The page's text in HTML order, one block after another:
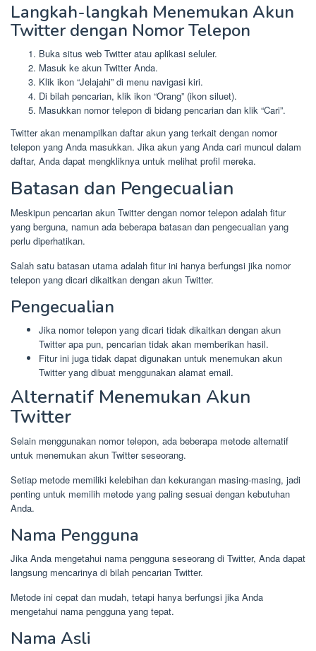
Langkah-langkah Menemukan Akun
Twitter dengan Nomor Telepon
Buka situs web Twitter atau aplikasi seluler.
Masuk ke akun Twitter Anda.
Klik ikon “Jelajahi” di menu navigasi kiri.
Di bilah pencarian, klik ikon “Orang” (ikon siluet).
Masukkan nomor telepon di bidang pencarian dan klik “Cari”.
Twitter akan menampilkan daftar akun yang terkait dengan nomor
telepon yang Anda masukkan. Jika akun yang Anda cari muncul dalam
daftar, Anda dapat mengkliknya untuk melihat profil mereka.
Batasan dan Pengecualian
Meskipun pencarian akun Twitter dengan nomor telepon adalah fitur
yang berguna, namun ada beberapa batasan dan pengecualian yang
perlu diperhatikan.
Salah satu batasan utama adalah fitur ini hanya berfungsi jika nomor
telepon yang dicari dikaitkan dengan akun Twitter.
Pengecualian
Jika nomor telepon yang dicari tidak dikaitkan dengan akun
Twitter apa pun, pencarian tidak akan memberikan hasil.
Fitur ini juga tidak dapat digunakan untuk menemukan akun
Twitter yang dibuat menggunakan alamat email.
Alternatif Menemukan Akun
Twitter
Selain menggunakan nomor telepon, ada beberapa metode alternatif
untuk menemukan akun Twitter seseorang.
Setiap metode memiliki kelebihan dan kekurangan masing-masing, jadi
penting untuk memilih metode yang paling sesuai dengan kebutuhan
Anda.
Nama Pengguna
Jika Anda mengetahui nama pengguna seseorang di Twitter, Anda dapat
langsung mencarinya di bilah pencarian Twitter.
Metode ini cepat dan mudah, tetapi hanya berfungsi jika Anda
mengetahui nama pengguna yang tepat.
Nama Asli